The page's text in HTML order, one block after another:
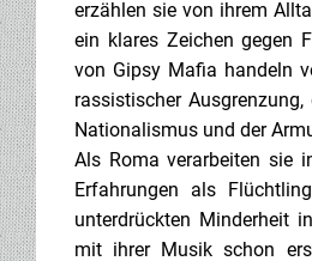
erzählen sie von ihrem
ein klares Zeichen gegen
von Gipsy Mafia handeln
rassistischer Ausgrenzung,
Nationalismus und der
Als Roma verarbeiten sie
Erfahrungen als
unterdrückten Minderheit
mit ihrer Musik schon